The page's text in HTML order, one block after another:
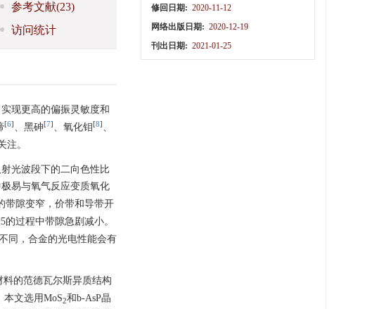
参考文献(23)
访问统计
现更高的偏振灵敏度和
[6] 、黑砷[7] 、氧化钼 [8] 、
注。
光波段下的二向色性比
易与氧气反应变质氧化
带隙变窄，价带和导带开
的过程中带隙急剧减小。
同，合金的光电性能会有
料的范德瓦尔斯异质结构
文选用MoS2和b-AsP晶
修回日期: 2020-11-12
网络出版日期: 2020-12-19
刊出日期: 2021-01-25